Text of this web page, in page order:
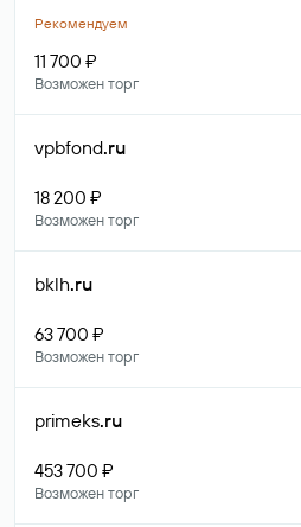
Рекомендуем
11 700 ₽
Возможен торг
vpbfond.ru
18 200 ₽
Возможен торг
bklh.ru
63 700 ₽
Возможен торг
primeks.ru
453 700 ₽
Возможен торг